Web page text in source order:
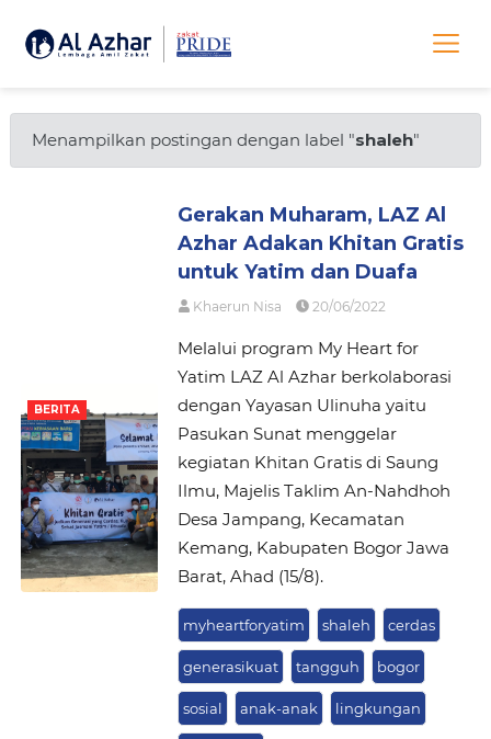
Menampilkan postingan dengan label "shaleh"
BERITA
Gerakan Muharam, LAZ Al
Azhar Adakan Khitan Gratis
untuk Yatim dan Duafa
Khaerun Nisa 20/06/2022
Melalui program My Heart for
Yatim LAZ Al Azhar berkolaborasi
dengan Yayasan Ulinuha yaitu
Pasukan Sunat menggelar
kegiatan Khitan Gratis di Saung
Ilmu, Majelis Taklim An-Nahdhoh
Desa Jampang, Kecamatan
Kemang, Kabupaten Bogor Jawa
Barat, Ahad (15/8).
myheartforyatim shaleh cerdas
generasikuat tangguh bogor
sosial anak-anak lingkungan